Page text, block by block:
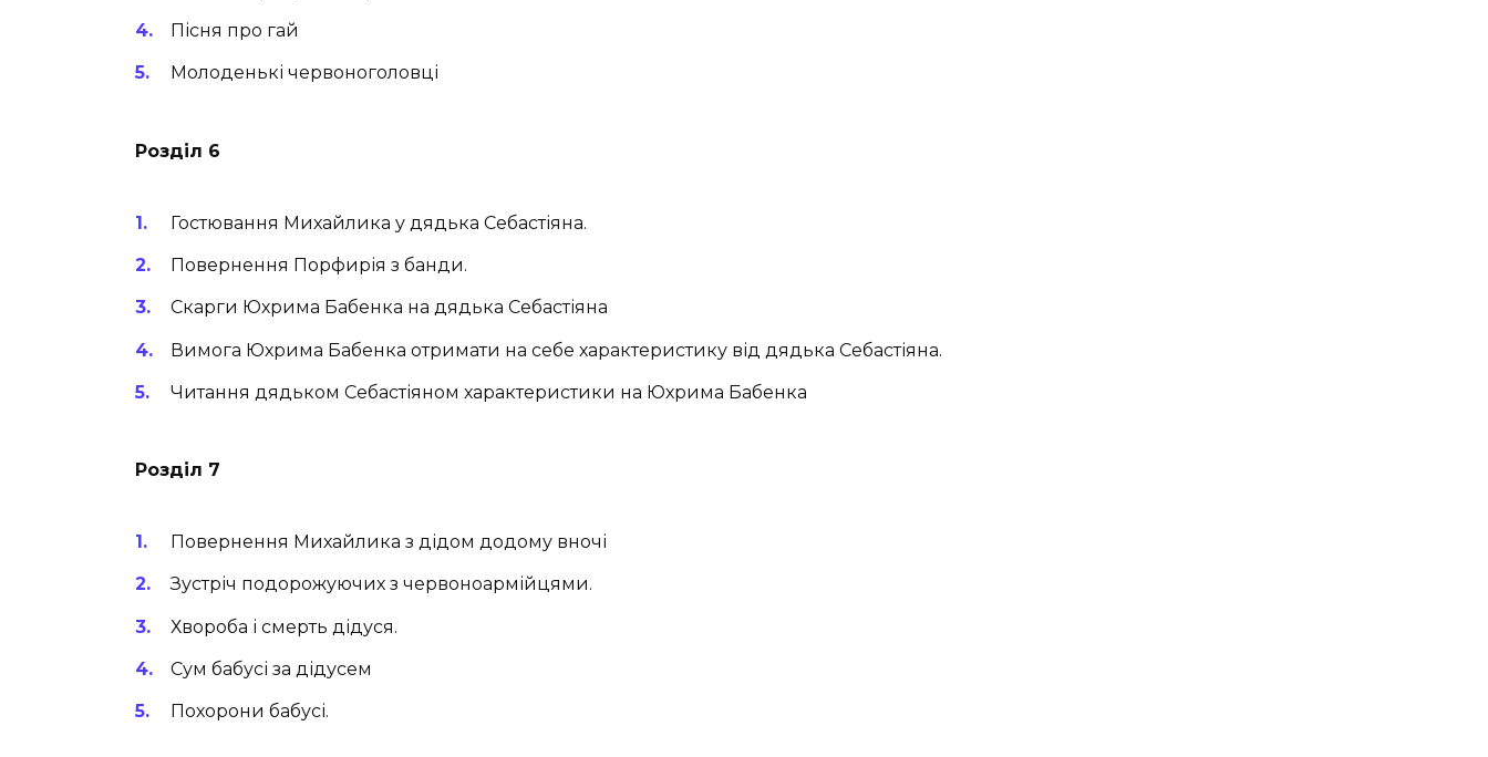
Пісня про гай
Молоденькі червоноголовці
Розділ 6
Гостювання Михайлика у дядька Себастіяна.
Повернення Порфирія з банди.
Скарги Юхрима Бабенка на дядька Себастіяна
Вимога Юхрима Бабенка отримати на себе характеристику від дядька Себастіяна.
Читання дядьком Себастіяном характеристики на Юхрима Бабенка
Розділ 7
Повернення Михайлика з дідом додому вночі
Зустріч подорожуючих з червоноармійцями.
Хвороба і смерть дідуся.
Сум бабусі за дідусем
Похорони бабусі.